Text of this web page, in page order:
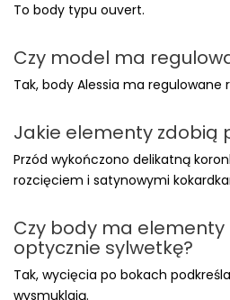
To body typu ouvert.
Czy model ma
Tak, body Alessia ma regulowane
Jakie elementy zdobią
Przód wykończono delikatną
rozcięciem i satynowymi
Czy body ma
optycznie sylwetkę?
Tak, wycięcia po bokach
wysmuklają.